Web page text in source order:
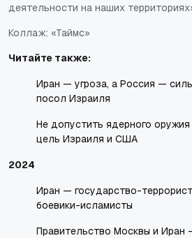
деятельности на наших
Коллаж: «Таймс»
Читайте также:
Иран — угроза, а Россия —
посол Израиля
Не допустить ядерного
цель Израиля и США
2024
Иран — государство-
боевики-исламисты
Правительство Москвы и Иран